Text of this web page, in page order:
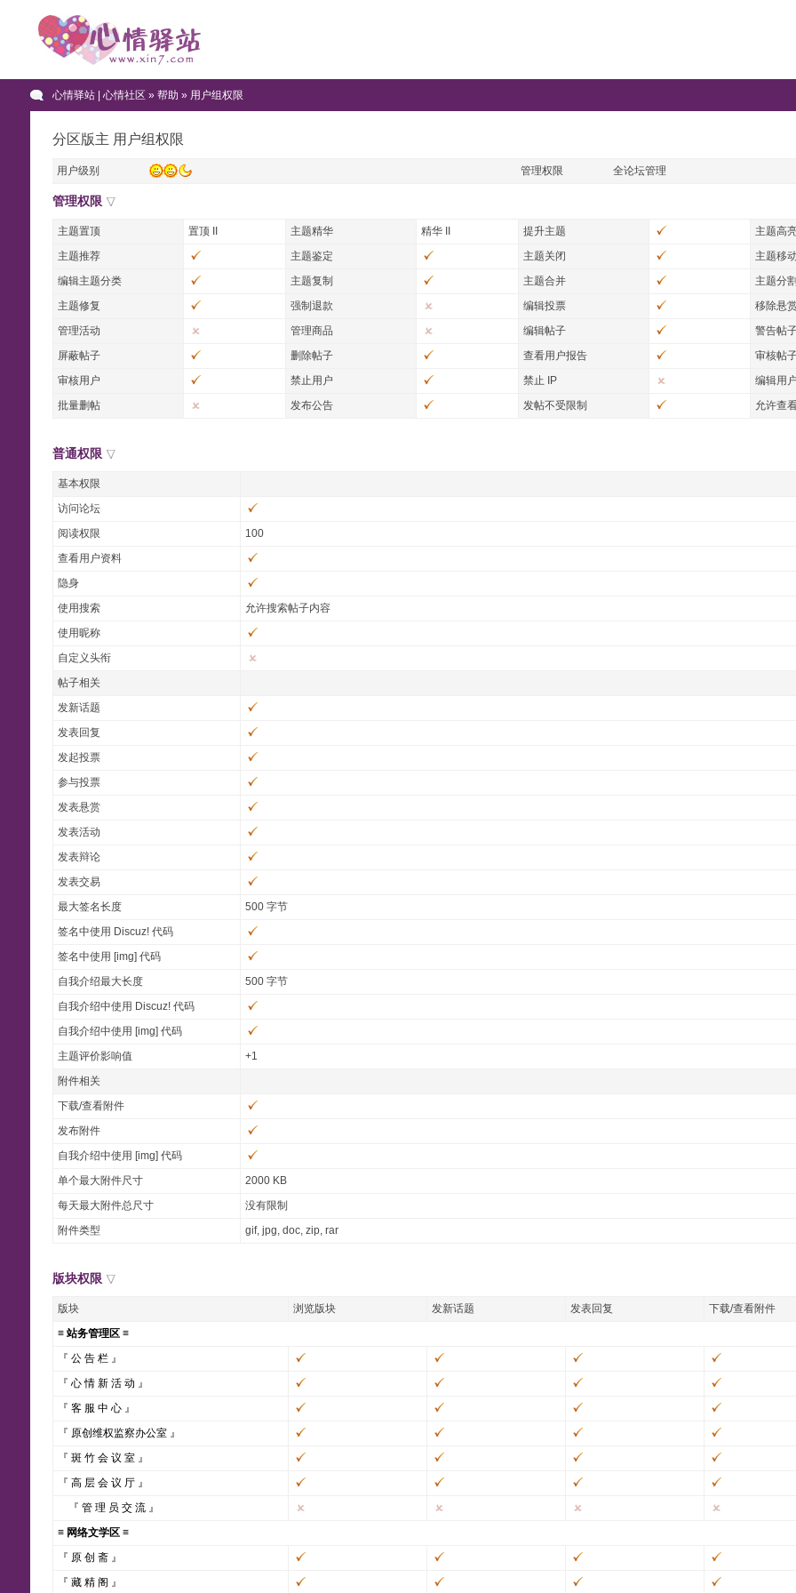
心情驿站 | 心情社区 » 帮助 » 用户组权限
分区版主 用户组权限
用户级别 管理权限 全论坛管理
管理权限
主题置顶 置顶 II 主题精华 精华 II 提升主题
主题高
主题推荐
主题鉴定 主题关闭
主题移动
编辑主题分类
主题复制 主题合并
主题分割
主题修复
强制退款 编辑投票
移除悬
管理活动
管理商品 编辑帖子
警告帖
屏蔽帖子
删除帖子 查看用户报告
审核帖
审核用户
禁止用户 禁止 IP
编辑用户
批量删帖
发布公告 发帖不受限制 允许查
普通权限
基本权限
访问论坛
阅读权限
100
查看用户资料
隐身
使用搜索
允许搜索帖子内容
使用昵称
自定义头衔
帖子相关
发新话题
发表回复
发起投票
参与投票
发表悬赏
发表活动
发表辩论
发表交易
最大签名长度
500 字节
签名中使用 Discuz! 代码
签名中使用 [img] 代码
自我介绍最大长度
500 字节
自我介绍中使用 Discuz! 代码
自我介绍中使用 [img] 代码
主题评价影响值
+1
附件相关
下载/查看附件
发布附件
自我介绍中使用 [img] 代码
单个最大附件尺寸
2000 KB
每天最大附件总尺寸
没有限制
附件类型
gif, jpg, doc, zip, rar
版块权限
版块 浏览版块 发新话题 发表回复 下载/查看附件
≡ 站务管理区 ≡
『 公 告 栏 』
『 心 情 新 活 动 』
『 客 服 中 心 』
『 原创维权监察办公室 』
『 斑 竹 会 议 室 』
『 高 层 会 议 厅 』
『 管 理 员 交 流 』
≡ 网络文学区 ≡
『 原 创 斋 』
『 藏 精 阁 』